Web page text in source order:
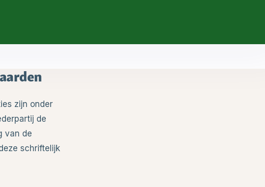
zijn onder
de
van de
schriftelijk